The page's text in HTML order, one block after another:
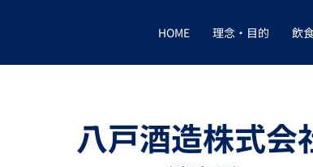
HOME 理念・目的 飲
八戸酒造株式会